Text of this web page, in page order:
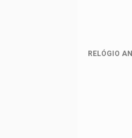
RELÓGIO